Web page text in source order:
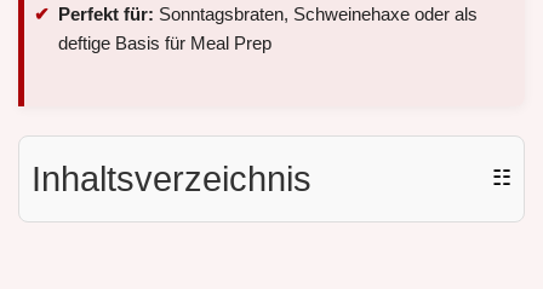
Perfekt für: Sonntagsbraten, Schweinehaxe oder als
deftige Basis für Meal Prep
Inhaltsverzeichnis ☷